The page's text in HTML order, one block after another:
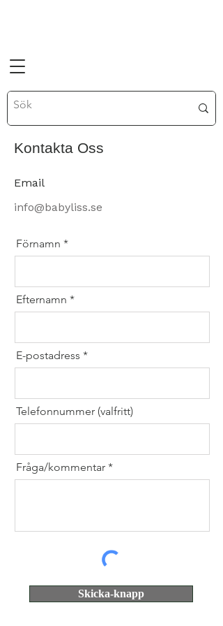
Kontakta Oss
Email
info@babyliss.se
Förnamn
Efternamn
E-postadress
Telefonnummer (valfritt)
Fråga/kommentar
Skicka-knapp